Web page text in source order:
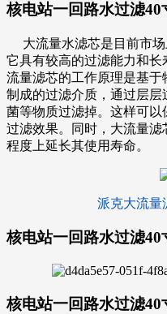
核电站一回路水过滤40
大流量水滤芯是目前市
它具有较高的过滤能力和
流量滤芯的工作原理是基
制成的过滤介质，通过层
菌等物质过滤掉。这样可
过滤效果。同时，大流量
程度上延长其使用寿命。
派克大流量
核电站一回路水过滤40
核电站一回路水过滤40